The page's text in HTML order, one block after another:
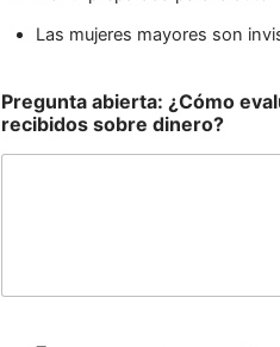
Las mujeres mayores son
Pregunta abierta: ¿Cómo
recibidos sobre dinero?